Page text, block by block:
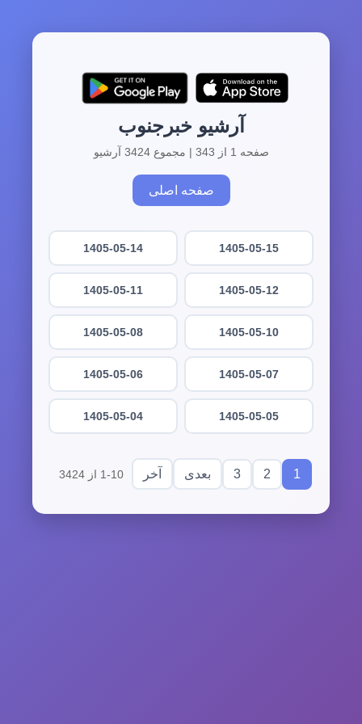
آرشیو خبرجنوب
صفحه 1 از 343 | مجموع 3424 آرشیو
صفحه اصلی
1405-05-15
1405-05-14
1405-05-12
1405-05-11
1405-05-10
1405-05-08
1405-05-07
1405-05-06
1405-05-05
1405-05-04
1
2
3 بعدی آخر 1-10 از 3424